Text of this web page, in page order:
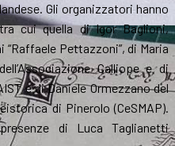
Gli organizzatori hanno
cui quella di Igor Baglioni,
Pettazzoni”, di Maria
Calliope e di
e di Daniele Ormezzano del
di Pinerolo (CeSMAP).
di Luca Taglianetti